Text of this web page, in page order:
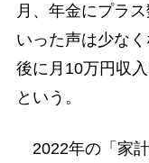
月、年金にプラ
いった声は少な
後に月10万円収
という。
2022年の「家